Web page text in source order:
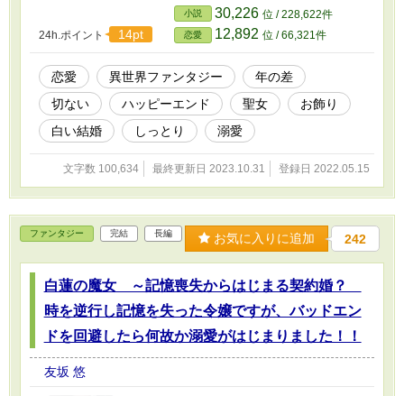
爵家、それも騎士団総長を務めるサイラス様の伴侶として望んで頂
けたと知った時には父も母も手放しで喜んで。 決定的だったの
が、スタンフォード侯爵家から提示された結納金の金額でした。
それもあって本人の希望であるとかそういったものは全く考慮され
ることなく、年齢が倍以上も違うことにも目を瞑り、それこそ両親
と同年代のサイラス様のもとに嫁ぐこととなったのです。 何か
を期待をしていた訳では無いのです。 幸せとか、そんなものは二
の次であったはずだったのです。 貴族女性の人生など、嫁ぎ先の
為に使う物だと割り切っていたはずでした。 だから。縁談の話が
あったのも、ひとえに彼女のその魔力量を買われたのだと、 魔力
的に優秀な子を望まれているとばかり。 それなのに。 「三年でい
い。今から話す条件を守ってくれさえすれば、あとは君の好きにす
か世継ぎを残す義務さえも課せられないとは、思ってもいなくっ
て。 「それって要するに、ただのお飾り妻ってことですか！？」
「何故わたくしに白羽の矢が立ったのですか！？ どうして！？」
た。 それでも、侯爵夫人としての務めは果たそうと、頑張ろうと
思うのでしたが……。 ※本編完結済デス。番外編を開始しまし
た。 ※第二部開始しました。
24h.ポイント 14pt
小説 30,226 位 / 228,622件
恋愛 12,892 位 / 66,321件
恋愛 異世界ファンタジー
年の差
切ない
ハッピーエンド 聖女
お飾り
白い結婚
しっとり 溺愛
文字数 100,634 最終更新日 2023.10.31 登録日 2022.05.15
ファンタジー 完結 長編 お気に入りに追加 242
白蓮の魔女 ～記憶喪失からはじまる契約婚？
時を逆行し記憶を失った令嬢ですが、バッドエン
ドを回避したら何故か溺愛がはじまりました！！
友坂 悠